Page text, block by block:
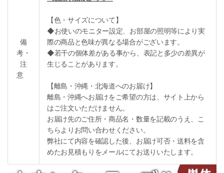
備
考・
注
意
【色・サイズについて】
◆お使いのモニター設定、お部屋の照明等により実
際の商品と色味が異なる場合がございます。
◆若干の個体差がある事から、表記と多少の差異が
生じることがあります。
【離島・沖縄・北海道へのお届け】
離島・沖縄へお届けをご希望の方は、サイト上から
はご注文いただけません。
お届け先のご住所・商品名・数量を記載のうえ、こ
ちらよりお問い合わせください。
弊社にて内容を確認した後、お届け可否・送料を含
めたお見積もりをメールにてお送りいたします。